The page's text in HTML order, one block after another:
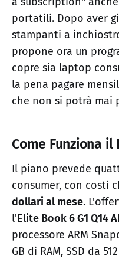
portatili. Dopo aver
stampanti a
propone ora un
copre sia laptop
la pena pagare
che non si potrà mai
Come Funziona il
Il piano prevede
consumer, con costi
dollari al mese.
l'Elite Book 6 G1 Q14 AI
processore ARM
GB di RAM, SSD da